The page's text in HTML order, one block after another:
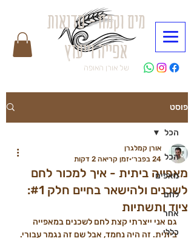
מים וקמח - סדנאות
אפייה וייעוץ
של אורן האופה
פוסט
הכל
מאפים
לחם
אחר
כללי
הכל
מאפייה ביתית - איך למכור לחם
לשכנים ולהישאר בחיים חלק #1:
ציוד ותשתיות
אורן קמלגרן
24 בפבר׳
זמן קריאה 2 דקות
גם אני ייצרתי קצת לחם לשכנים במאפייה
ביתית. זה היה נחמד, אבל שם זה נגמר עבורי.